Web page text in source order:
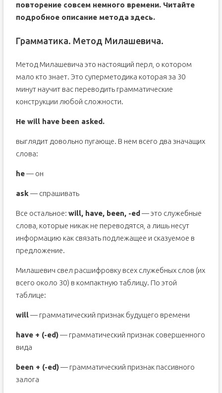
повторение совсем немного времени. Читайте
подробное описание метода здесь.
Грамматика. Метод Милашевича.
Метод Милашевича это настоящий перл, о котором
мало кто знает. Это суперметодика которая за 30
минут научит вас переводить грамматические
конструкции любой сложности.
He will have been asked.
выглядит довольно пугающе. В нем всего два значащих
слова:
he— он
ask — спрашивать
Все остальное: will, have, been, -ed— это служебные
слова, которые никак не переводятся, а лишь несут
информацию как связать подлежащее и сказуемое в
предложение.
Милашевич свел расшифровку всех служебных слов (их
всего около 30) в компактную таблицу. По этой
таблице:
will— грамматический признак будущего времени
have + (-ed)— грамматический признак совершенного
вида
been + (-ed)— грамматический признак пассивного
залога